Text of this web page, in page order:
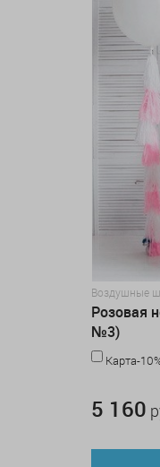
Воздушные
Розовая
№3)
Карта-
5 160